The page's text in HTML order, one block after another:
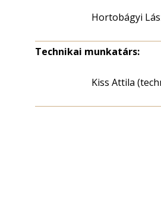
Hortobágyi
Technikai munkatárs:
Kiss Attila